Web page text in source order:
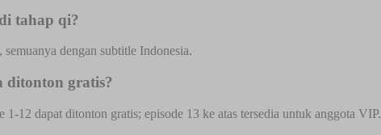
tahap qi?
dengan subtitle Indonesia.
ditonton gratis?
12 dapat ditonton gratis; episode 13 ke atas tersedia untuk anggota VIP.